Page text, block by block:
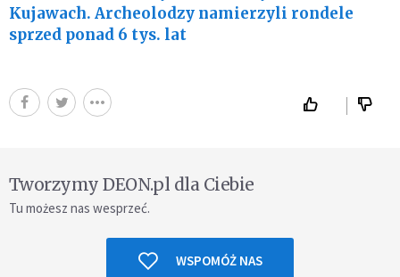
Kujawach. Archeolodzy namierzyli rondele
sprzed ponad 6 tys. lat
Tworzymy DEON.pl dla Ciebie
Tu możesz nas wesprzeć.
WSPOMÓŻ NAS